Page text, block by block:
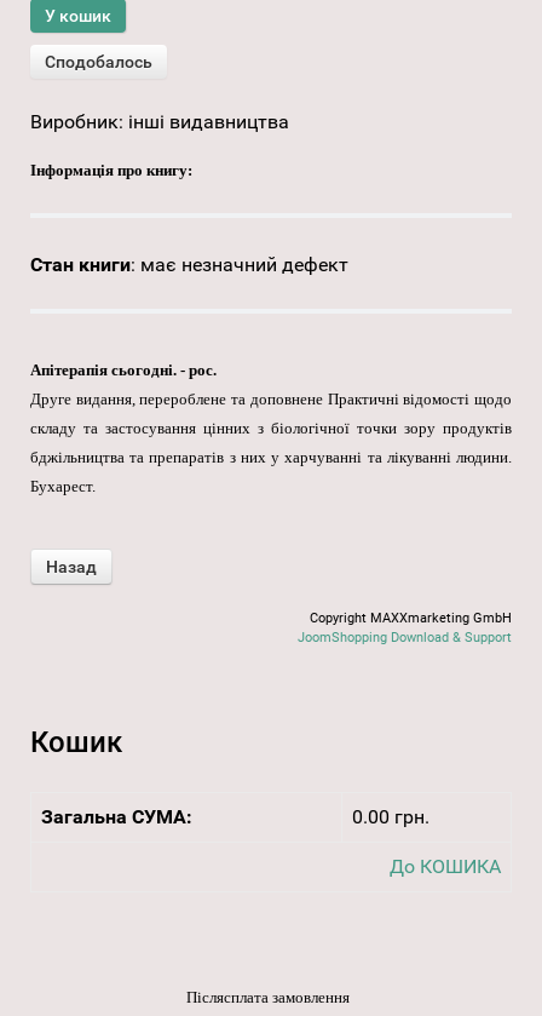
Виробник: інші видавництва
Інформація про книгу:
Стан книги: має незначний дефект
Апітерапія сьогодні. - рос.
Друге видання, перероблене та доповнене Практичні відомості щодо
складу та застосування цінних з біологічної точки зору продуктів
бджільництва та препаратів з них у харчуванні та лікуванні людини.
Бухарест.
Copyright MAXXmarketing GmbH
JoomShopping Download & Support
Кошик
Загальна СУМА: 0.00 грн.
До КОШИКА
Післясплата замовлення